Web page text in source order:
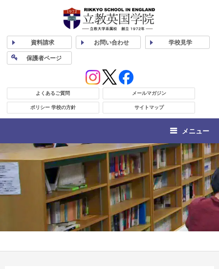
資料請求 お問い合わせ 学校見学
保護者ページ
よくあるご質問 メールマガジン
ポリシー 学校の方針 サイトマップ
メニュー